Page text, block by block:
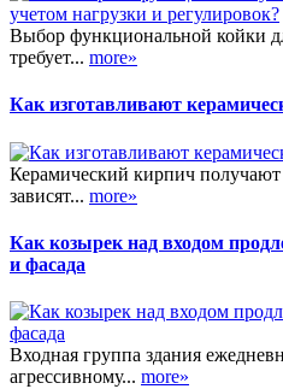
Выбор функциональной койки
требует... more»
Как изготавливают
Керамический кирпич получают
зависят... more»
Как козырек над входом
и фасада
Входная группа здания
агрессивному... more»